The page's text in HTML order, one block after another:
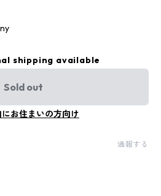
shipping available
Sold out
にお住まいの方向け
通報する